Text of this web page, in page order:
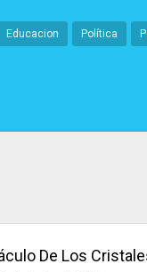
Educacion Política
De Los